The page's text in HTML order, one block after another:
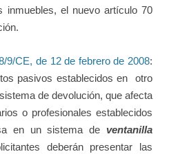
inmuebles, el nuevo artículo 70
9/CE, de 12 de febrero de 2008:
pasivos establecidos en otro
de devolución, que afecta
o profesionales establecidos
en un sistema de ventanilla
deberán presentar las